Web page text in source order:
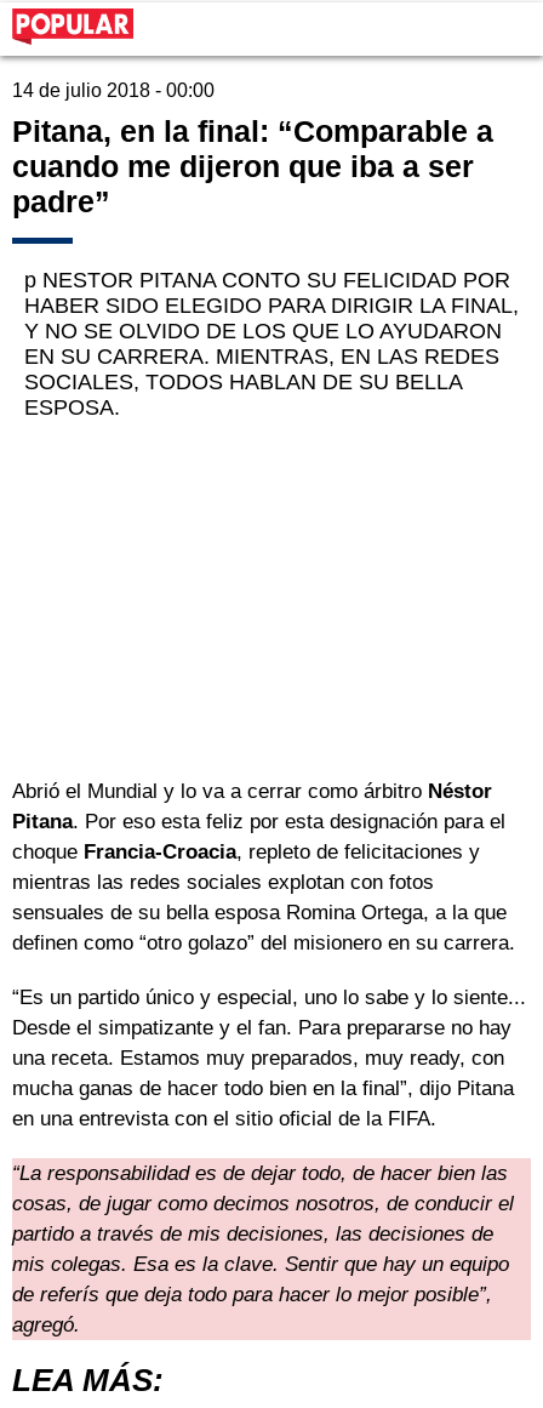
14 de julio 2018 - 00:00
Pitana, en la final: “Comparable a
cuando me dijeron que iba a ser
padre”
p NESTOR PITANA CONTO SU FELICIDAD POR
HABER SIDO ELEGIDO PARA DIRIGIR LA FINAL,
Y NO SE OLVIDO DE LOS QUE LO AYUDARON
EN SU CARRERA. MIENTRAS, EN LAS REDES
SOCIALES, TODOS HABLAN DE SU BELLA
ESPOSA.
Abrió el Mundial y lo va a cerrar como árbitro Néstor
Pitana. Por eso esta feliz por esta designación para el
choque Francia-Croacia, repleto de felicitaciones y
mientras las redes sociales explotan con fotos
sensuales de su bella esposa Romina Ortega, a la que
definen como “otro golazo” del misionero en su carrera.
“Es un partido único y especial, uno lo sabe y lo siente...
Desde el simpatizante y el fan. Para prepararse no hay
una receta. Estamos muy preparados, muy ready, con
mucha ganas de hacer todo bien en la final”, dijo Pitana
en una entrevista con el sitio oficial de la FIFA.
“La responsabilidad es de dejar todo, de hacer bien las
cosas, de jugar como decimos nosotros, de conducir el
partido a través de mis decisiones, las decisiones de
mis colegas. Esa es la clave. Sentir que hay un equipo
de referís que deja todo para hacer lo mejor posible”,
agregó.
LEA MÁS: